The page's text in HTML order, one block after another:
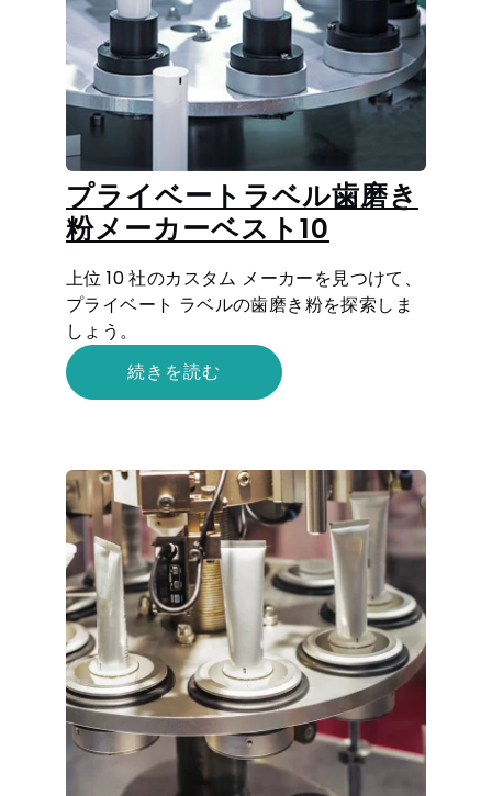
プライベートラベル歯磨き
粉メーカーベスト10
上位 10 社のカスタム メーカーを見つけて、
プライベート ラベルの歯磨き粉を探索しま
しょう。
続きを読む